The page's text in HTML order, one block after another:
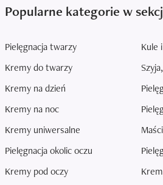
Popularne kategorie w
Pielęgnacja twarzy
Kremy do twarzy
Kremy na dzień
Kremy na noc
Kremy uniwersalne
Pielęgnacja okolic oczu
Kremy pod oczy
Kule